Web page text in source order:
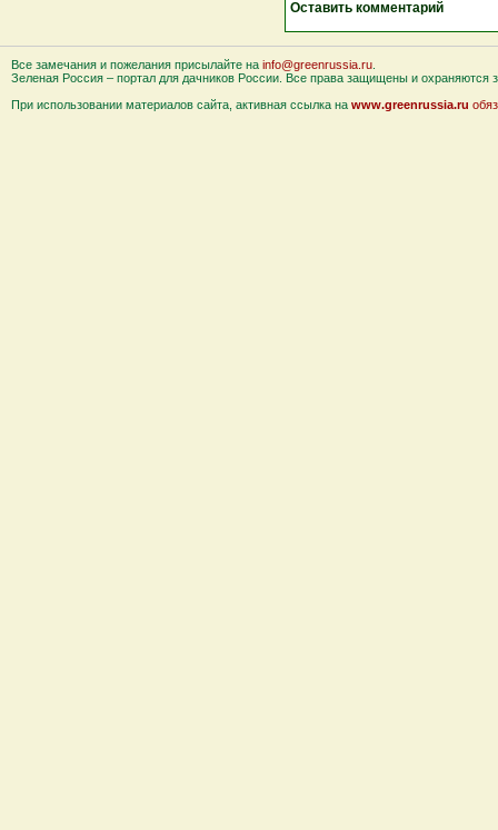
Оставить комментарий
Все замечания и пожелания присылайте на info@greenrussia.ru
Зеленая Россия – портал для дачников России. Все права защищены и охраняются
При использовании материалов сайта, активная ссылка на www.greenrussia.ru